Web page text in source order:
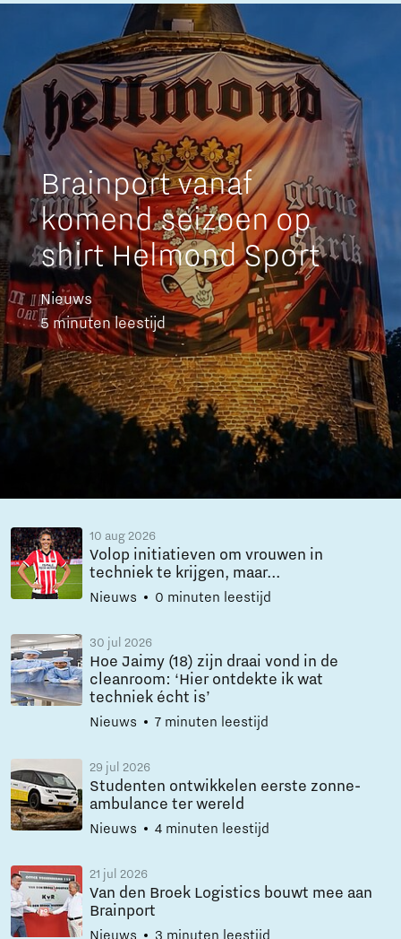
Brainport vanaf
komend seizoen op
shirt Helmond Sport
Nieuws
5 minuten leestijd
10 aug 2026
Volop initiatieven om vrouwen in
techniek te krijgen, maar...
Nieuws 0 minuten leestijd
30 jul 2026
Hoe Jaimy (18) zijn draai vond in de
cleanroom: ‘Hier ontdekte ik wat
techniek écht is’
Nieuws 7 minuten leestijd
29 jul 2026
Studenten ontwikkelen eerste zonne-
ambulance ter wereld
Nieuws 4 minuten leestijd
21 jul 2026
Van den Broek Logistics bouwt mee aan
Brainport
Nieuws 3 minuten leestijd